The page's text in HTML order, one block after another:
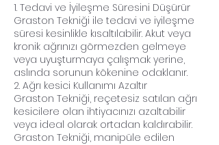
1. Tedavi ve İyileşme Süresini Düşürür
Graston Tekniği ile tedavi ve iyileşme
süresi kesinlikle kısaltılabilir. Akut veya
kronik ağrınızı görmezden gelmeye
veya uyuşturmaya çalışmak yerine,
aslında sorunun kökenine odaklanır.
2. Ağrı kesici Kullanımı Azaltır
Graston Tekniği, reçetesiz satılan ağrı
kesicilere olan ihtiyacınızı azaltabilir
veya ideal olarak ortadan kaldırabilir.
Graston Tekniği, manipüle edilen